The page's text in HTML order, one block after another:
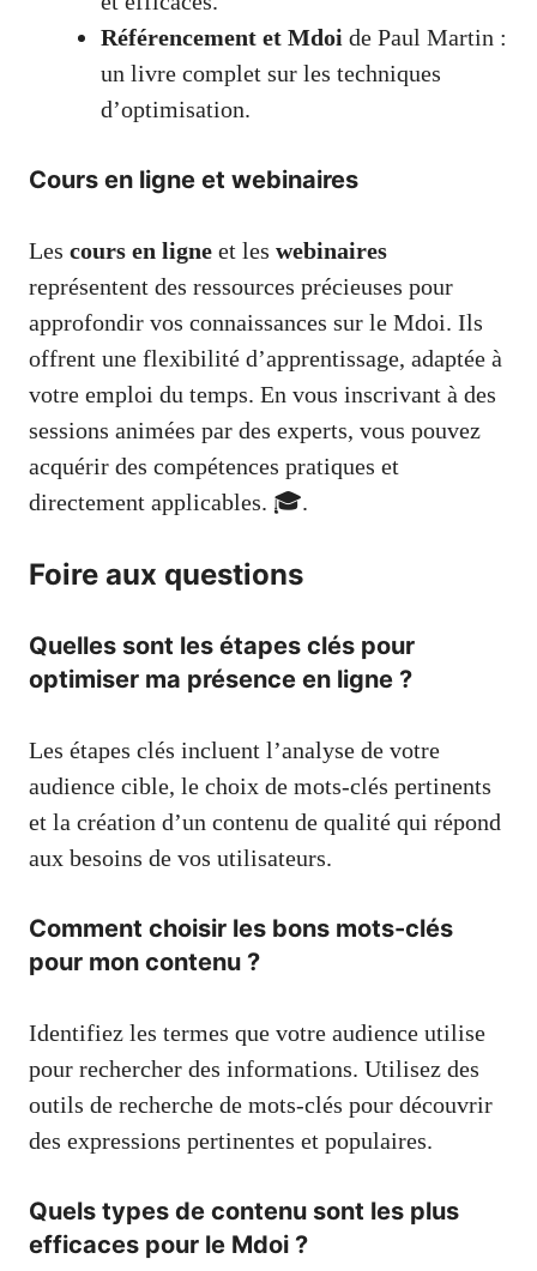
Référencement et Mdoi de Paul Martin :
un livre complet sur les techniques
d’optimisation.
Cours en ligne et webinaires
Les cours en ligne et les webinaires
représentent des ressources précieuses pour
approfondir vos connaissances sur le Mdoi. Ils
offrent une flexibilité d’apprentissage, adaptée à
votre emploi du temps. En vous inscrivant à des
sessions animées par des experts, vous pouvez
acquérir des compétences pratiques et
directement applicables. 🎓.
Foire aux questions
Quelles sont les étapes clés pour
optimiser ma présence en ligne ?
Les étapes clés incluent l’analyse de votre
audience cible, le choix de mots-clés pertinents
et la création d’un contenu de qualité qui répond
aux besoins de vos utilisateurs.
Comment choisir les bons mots-clés
pour mon contenu ?
Identifiez les termes que votre audience utilise
pour rechercher des informations. Utilisez des
outils de recherche de mots-clés pour découvrir
des expressions pertinentes et populaires.
Quels types de contenu sont les plus
efficaces pour le Mdoi ?